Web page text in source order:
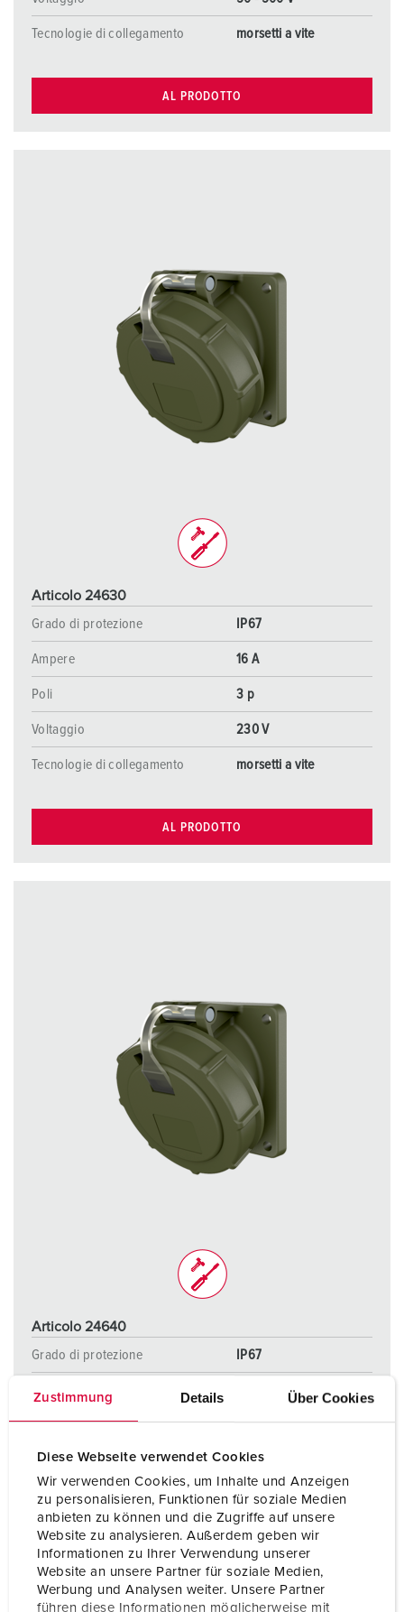
Zustimmung Details Über Cookies
Diese Webseite verwendet Cookies
Wir verwenden Cookies, um Inhalte und Anzeigen
zu personalisieren, Funktionen für soziale Medien
anbieten zu können und die Zugriffe auf unsere
Website zu analysieren. Außerdem geben wir
Informationen zu Ihrer Verwendung unserer
Website an unsere Partner für soziale Medien,
Werbung und Analysen weiter. Unsere Partner
führen diese Informationen möglicherweise mit
Tecnologie di collegamento morsetti a vite
AL PRODOTTO
Articolo 24630
Grado di protezione
IP67
Ampere 16 A
Poli 3 p
Voltaggio 230 V
Tecnologie di collegamento morsetti a vite
AL PRODOTTO
Articolo 24640
Grado di protezione
IP67
Ampere
Poli 5 p
Voltaggio 400 V
Tecnologie di collegamento morsetti a vite
AL PRODOTTO